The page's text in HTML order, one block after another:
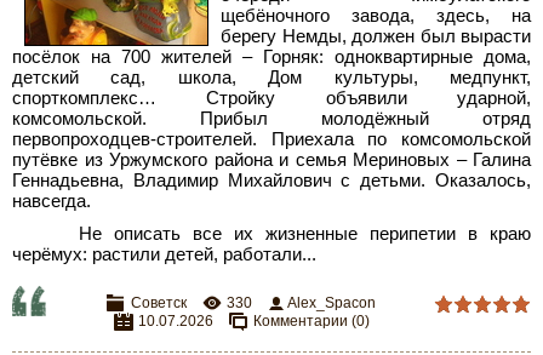
щебёночного завода, здесь, на
берегу Немды, должен был вырасти
посёлок на 700 жителей – Горняк: одноквартирные дома,
детский сад, школа, Дом культуры, медпункт,
спорткомплекс… Стройку объявили ударной,
комсомольской. Прибыл молодёжный отряд
первопроходцев-строителей. Приехала по комсомольской
путёвке из Уржумского района и семья Мериновых – Галина
Геннадьевна, Владимир Михайлович с детьми. Оказалось,
навсегда.
Не описать все их жизненные перипетии в краю
черёмух: растили детей, работали...
Советск 330
Alex_Spacon
10.07.2026
Комментарии (0)